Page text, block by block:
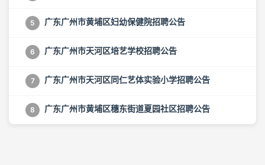
5 广东广州市黄埔区妇幼保健院招聘公告
6 广东广州市天河区培艺学校招聘公告
7 广东广州市天河区同仁艺体实验小学招聘公告
8 广东广州市黄埔区穗东街道夏园社区招聘公告